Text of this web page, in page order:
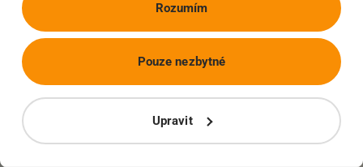
Rozumím
Upravit
Pouze nezbytné